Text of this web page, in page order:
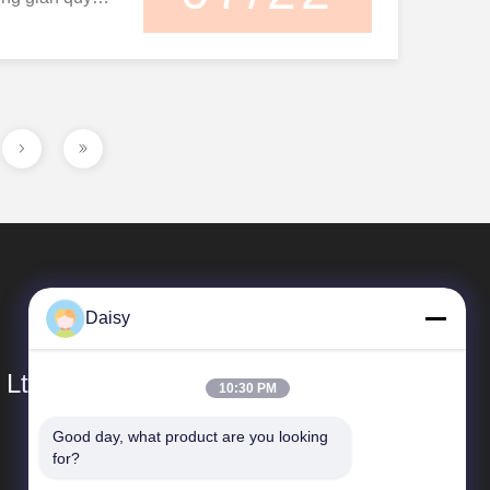
Liên Kết Nhanh
Daisy
10:30 PM
Good day, what product are you looking
for?